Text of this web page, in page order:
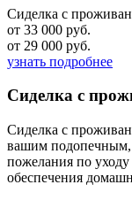
Сиделка с
от 33 000 руб.
от 29 000 руб.
узнать подробнее
Сиделка с
Сиделка с
вашим подопечным,
пожелания по уходу
обеспечения